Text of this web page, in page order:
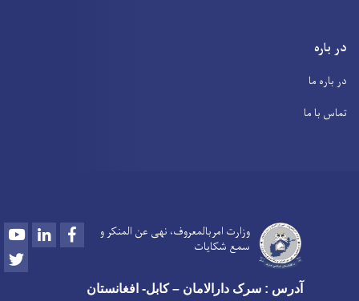
در باره
در باره ما
تماس با ما
وزارت امربالمعروف، نهی عن المنکر و
سمع شکایات
YoutubeLinkedInFacebook
آدرس : سرک دارالامان – کابل- افغانستان